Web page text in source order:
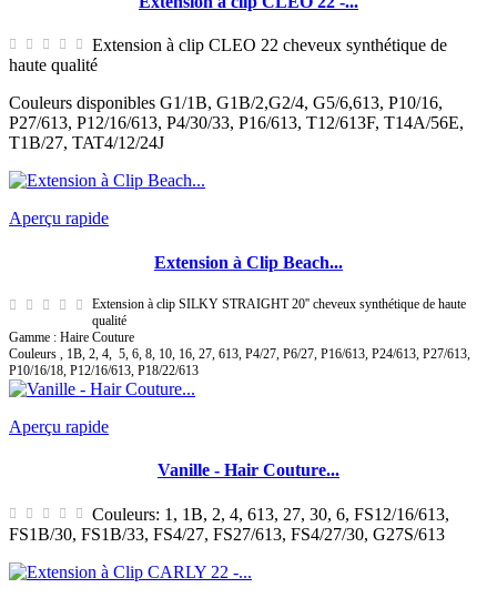
Extension à clip CLEO 22 cheveux synthétique de
haute qualité
Couleurs disponibles G1/1B, G1B/2,G2/4, G5/6,613, P10/16,
P27/613, P12/16/613, P4/30/33, P16/613, T12/613F, T14A/56E,
T1B/27, TAT4/12/24J
Aperçu rapide
Extension à Clip Beach...
Extension à clip SILKY STRAIGHT 20'' cheveux synthétique de haute
qualité
Gamme : Haire Couture
Couleurs , 1B, 2, 4, 5, 6, 8, 10, 16, 27, 613, P4/27, P6/27, P16/613, P24/613, P27/613,
P10/16/18, P12/16/613, P18/22/613
Aperçu rapide
Vanille - Hair Couture...
Couleurs: 1, 1B, 2, 4, 613, 27, 30, 6, FS12/16/613,
FS1B/30, FS1B/33, FS4/27, FS27/613, FS4/27/30, G27S/613